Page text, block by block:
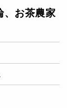
、お茶農家